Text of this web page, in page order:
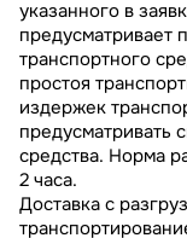
указанного в
предусматривает
транспортного
простоя
издержек
предусматривать
средства. Норма
2 часа.
Доставка с